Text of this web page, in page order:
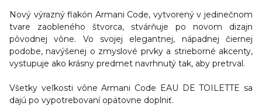
Nový výrazný flakón Armani Code, vytvorený v jedinečnom
tvare zaobleného štvorca, stvárňuje po novom dizajn
pôvodnej vône. Vo svojej elegantnej, nápadnej čiernej
podobe, navýšenej o zmyslové prvky a strieborné akcenty,
vystupuje ako krásny predmet navrhnutý tak, aby pretrval.
Všetky veľkosti vône Armani Code EAU DE TOILETTE sa
dajú po vypotrebovaní opätovne doplniť.